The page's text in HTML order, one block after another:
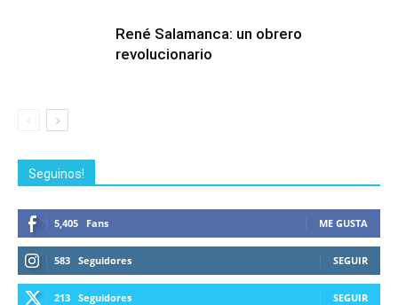
René Salamanca: un obrero
revolucionario
Seguinos!
5,405 Fans ME GUSTA
583 Seguidores SEGUIR
213 Seguidores SEGUIR